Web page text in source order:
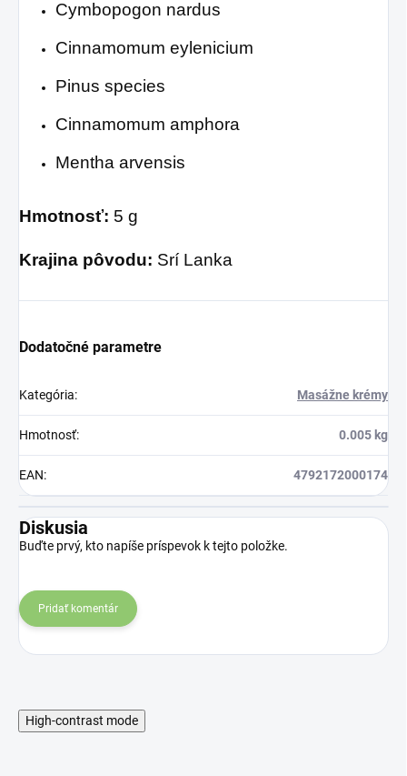
Cymbopogon nardus
Cinnamomum eylenicium
Pinus species
Cinnamomum amphora
Mentha arvensis
Hmotnosť: 5 g
Krajina pôvodu: Srí Lanka
Dodatočné parametre
Kategória: Masážne krémy
Hmotnosť: 0.005 kg
EAN: 4792172000174
Diskusia
Buďte prvý, kto napíše príspevok k tejto položke.
Pridať komentár
High-contrast mode